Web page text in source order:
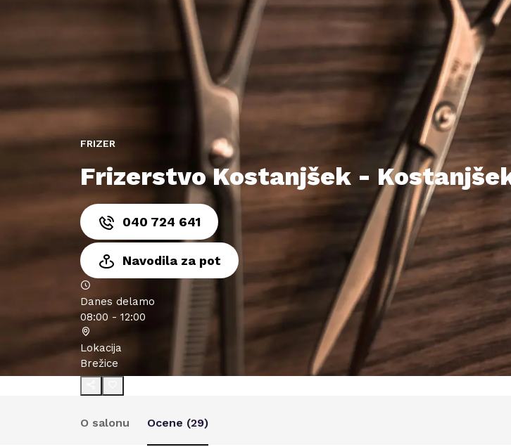
FRIZER
Frizerstvo Kostanjšek -
040 724 641
Navodila za pot
Danes delamo
08:00 - 12:00
Lokacija
Brežice
O salonu Ocene (29)